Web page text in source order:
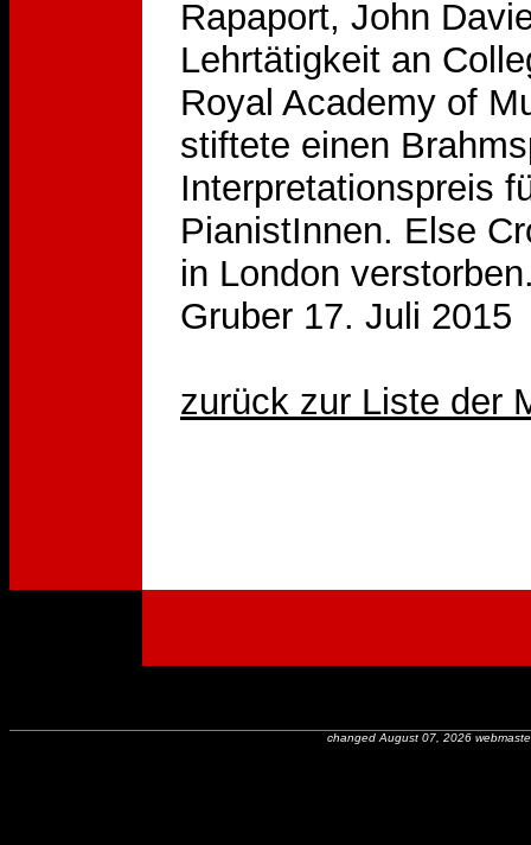
Rapaport, John
Lehrtätigkeit an
Royal Academy of
stiftete einen
Interpretationspreis
PianistInnen. Else
in London
Gruber 17. Juli 2015
zurück zur Liste der
changed August 07, 2026